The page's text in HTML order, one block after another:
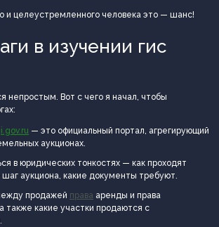
и целеустремленного человека это — шанс!
в изучении гис
непростым. Вот с чего я начал, чтобы
— это официальный портал, агрегирующий
аукционах.
в юридических тонкостях — как проходят
шаг аукциона, какие документы требуют.
продажей права аренды и права
также какие участки продаются с